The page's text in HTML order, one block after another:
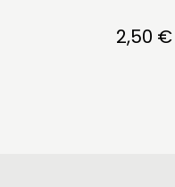
2,50 €